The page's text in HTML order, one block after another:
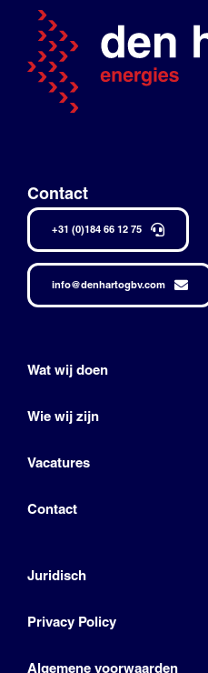
Contact
+31 (0)184 66 12 75
info@denhartogbv.com
Wat wij doen
Wie wij zijn
Vacatures
Contact
Juridisch
Privacy Policy
Algemene voorwaarden